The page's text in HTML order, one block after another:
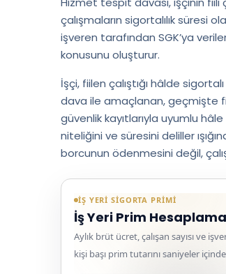
çalışmaların sigortalılık süresi
işveren tarafından SGK’ya
konusunu oluşturur.
İşçi, fiilen çalıştığı hâlde
dava ile amaçlanan, geçmişte
güvenlik kayıtlarıyla uyumlu
niteliğini ve süresini deliller
borcunun ödenmesini değil,
İŞ YERI SIGORTA PRIMI
İş Yeri Prim
Aylık brüt ücret, çalışan sayısı ve
kişi başı prim tutarını saniyeler